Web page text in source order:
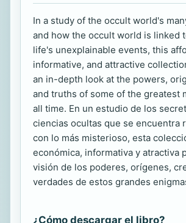
In a study of the occult world's
and how the occult world is linked
life's unexplainable events, this
informative, and attractive
an in-depth look at the powers,
and truths of some of the greatest
all time. En un estudio de los
ciencias ocultas que se encuentra
con lo más misterioso, esta
económica, informativa y atractiva
visión de los poderes, orígenes,
verdades de estos grandes
¿Cómo descargar el libro?